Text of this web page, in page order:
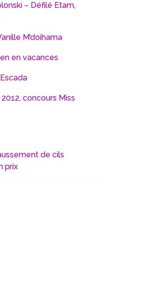
– Défilé Etam,
M’doihama
en vacances
concours Miss
de cils
prix